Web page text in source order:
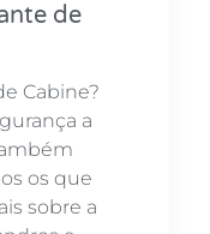
de
Cabine?
a
os que
sobre a